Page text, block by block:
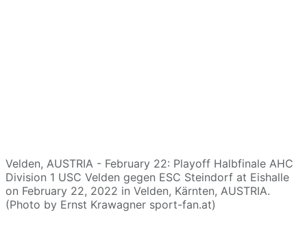
Velden, AUSTRIA - February 22: Playoff Halbfinale AHC
Division 1 USC Velden gegen ESC Steindorf at Eishalle
on February 22, 2022 in Velden, Kärnten, AUSTRIA.
(Photo by Ernst Krawagner sport-fan.at)